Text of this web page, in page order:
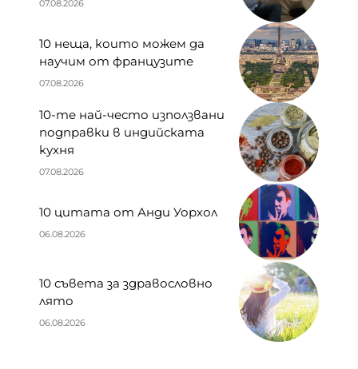
07.08.2026
10 неща, които можем да
научим от французите
07.08.2026
10-те най-често използвани
подправки в индийската
кухня
07.08.2026
10 цитата от Анди Уорхол
06.08.2026
10 съвета за здравословно
лято
06.08.2026